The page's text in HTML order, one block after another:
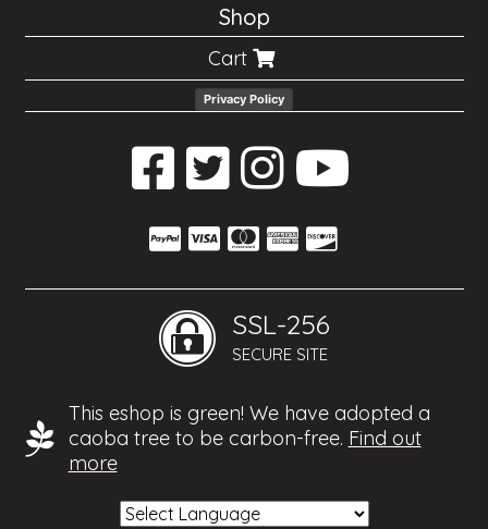
Shop
Cart
Privacy Policy
SSL-256
SECURE SITE
This eshop is green! We have adopted a
caoba tree to be carbon-free. Find out
more